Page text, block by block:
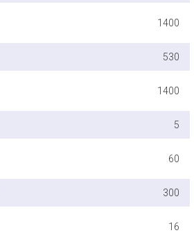
1400
530
1400
5
60
300
16